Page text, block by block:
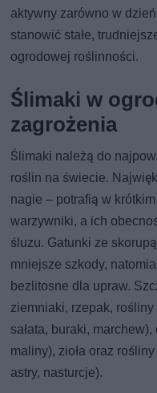
aktywny zarówno w
stanowić stałe,
ogrodowej roślinności.
Ślimaki w
zagrożenia
Ślimaki należą do
roślin na świecie.
nagie – potrafią w
warzywniki, a ich
śluzu. Gatunki ze
mniejsze szkody,
bezlitosne dla upraw.
ziemniaki, rzepak,
sałata, buraki,
maliny), zioła oraz
astry, nasturcje).